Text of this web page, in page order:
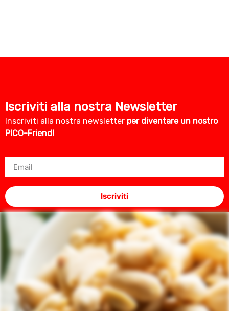
Iscriviti alla nostra Newsletter
Inscriviti alla nostra newsletter per diventare un nostro
PICO-Friend!
Iscriviti